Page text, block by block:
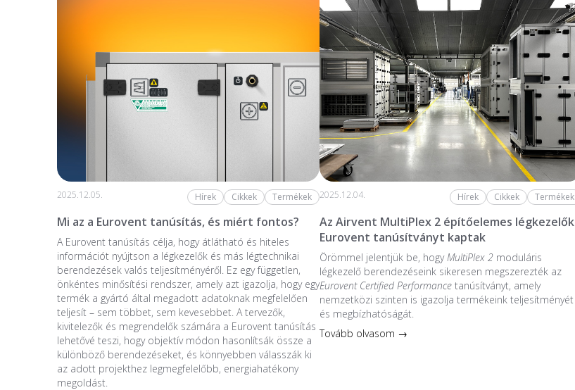
2025.12.05. Hírek Cikkek Termékek
Mi az a Eurovent tanúsítás, és miért fontos?
A Eurovent tanúsítás célja, hogy átlátható és hiteles
információt nyújtson a légkezelők és más légtechnikai
berendezések valós teljesítményéről. Ez egy független,
önkéntes minősítési rendszer, amely azt igazolja, hogy egy
termék a gyártó által megadott adatoknak megfelelően
teljesít – sem többet, sem kevesebbet. A tervezők,
kivitelezők és megrendelők számára a Eurovent tanúsítás
lehetővé teszi, hogy objektív módon hasonlítsák össze a
különböző berendezéseket, és könnyebben válasszák ki
az adott projekthez legmegfelelőbb, energiahatékony
megoldást.
2025.12.04. Hírek Cikkek Termékek
Az Airvent MultiPlex 2 építőelemes légkezelők
Eurovent tanúsítványt kaptak
Örömmel jelentjük be, hogyMultiPlex 2moduláris
légkezelő berendezéseink sikeresen megszerezték az
Eurovent Certified Performancetanúsítványt, amely
nemzetközi szinten is igazolja termékeink teljesítményét
és megbízhatóságát.
Tovább olvasom →